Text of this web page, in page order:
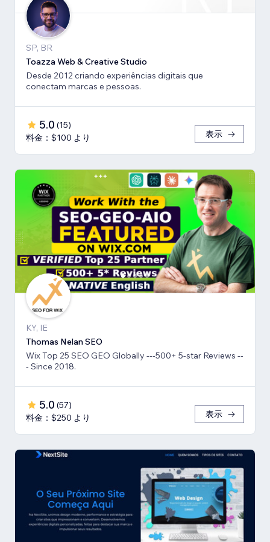
SP, BR
Toazza Web & Creative Studio
Desde 2012 criando experiências digitais que
conectam marcas e pessoas.
5.0 (15)
料金：$100 より
表示
KY, IE
Thomas Nelan SEO
Wix Top 25 SEO GEO Globally ---500+ 5-star Reviews --
- Since 2018.
5.0 (57)
料金：$250 より
表示